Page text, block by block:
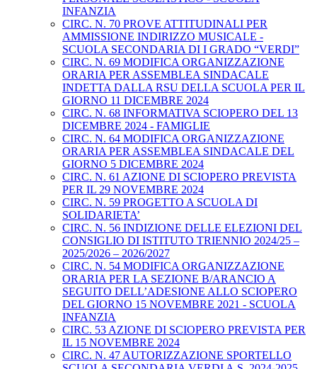
INFANZIA
CIRC. N. 70 PROVE ATTITUDINALI PER
AMMISSIONE INDIRIZZO MUSICALE -
SCUOLA SECONDARIA DI I GRADO “VERDI”
CIRC. N. 69 MODIFICA ORGANIZZAZIONE
ORARIA PER ASSEMBLEA SINDACALE
INDETTA DALLA RSU DELLA SCUOLA PER IL
GIORNO 11 DICEMBRE 2024
CIRC. N. 68 INFORMATIVA SCIOPERO DEL 13
DICEMBRE 2024 - FAMIGLIE
CIRC. N. 64 MODIFICA ORGANIZZAZIONE
ORARIA PER ASSEMBLEA SINDACALE DEL
GIORNO 5 DICEMBRE 2024
CIRC. N. 61 AZIONE DI SCIOPERO PREVISTA
PER IL 29 NOVEMBRE 2024
CIRC. N. 59 PROGETTO A SCUOLA DI
SOLIDARIETA’
CIRC. N. 56 INDIZIONE DELLE ELEZIONI DEL
CONSIGLIO DI ISTITUTO TRIENNIO 2024/25 –
2025/2026 – 2026/2027
CIRC. N. 54 MODIFICA ORGANIZZAZIONE
ORARIA PER LA SEZIONE B/ARANCIO A
SEGUITO DELL’ADESIONE ALLO SCIOPERO
DEL GIORNO 15 NOVEMBRE 2021 - SCUOLA
INFANZIA
CIRC. 53 AZIONE DI SCIOPERO PREVISTA PER
IL 15 NOVEMBRE 2024
CIRC. N. 47 AUTORIZZAZIONE SPORTELLO